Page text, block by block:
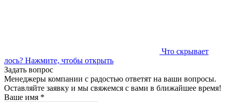
Что скрывает
лось? Нажмите, чтобы открыть
Задать вопрос
Менеджеры компании с радостью ответят на ваши вопросы.
Оставляйте заявку и мы свяжемся с вами в ближайшее время!
Ваше имя *